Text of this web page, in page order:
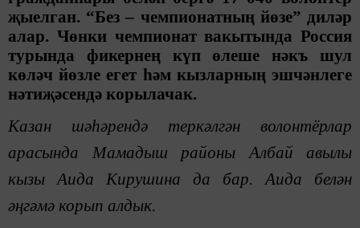
җыелган. “Без – чемпионатның йөзе” диләр
алар. Чөнки чемпионат вакытында Россия
турында фикернең күп өлеше нәкъ шул
көләч йөзле егет һәм кызларның эшчәнлеге
нәтиҗәсендә корылачак.
Казан шәһәрендә теркәлгән волонтёрлар
арасында Мамадыш районы Албай авылы
кызы Аида Кирушина да бар. Аида белән
әңгәмә корып алдык.